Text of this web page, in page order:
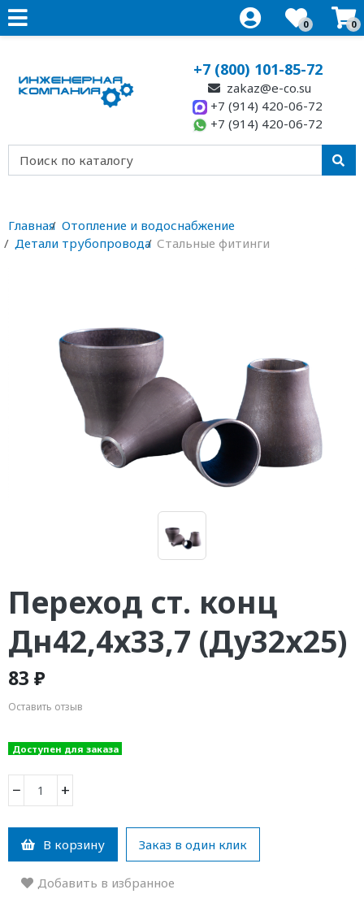
0 0
+7 (800) 101-85-72
zakaz@e-co.su
+7 (914) 420-06-72
+7 (914) 420-06-72
Главная Отопление и водоснабжение
Детали трубопровода Стальные фитинги
Переход ст. конц
Дн42,4х33,7 (Ду32х25)
83 ₽
Оставить отзыв
Доступен для заказа
− +
В корзину Заказ в один клик
Добавить в избранное